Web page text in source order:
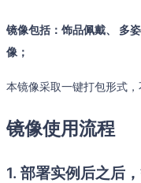
镜像包括：饰品佩戴、 多
像；
本镜像采取一键打包形式
镜像使用流程
1. 部署实例后之后